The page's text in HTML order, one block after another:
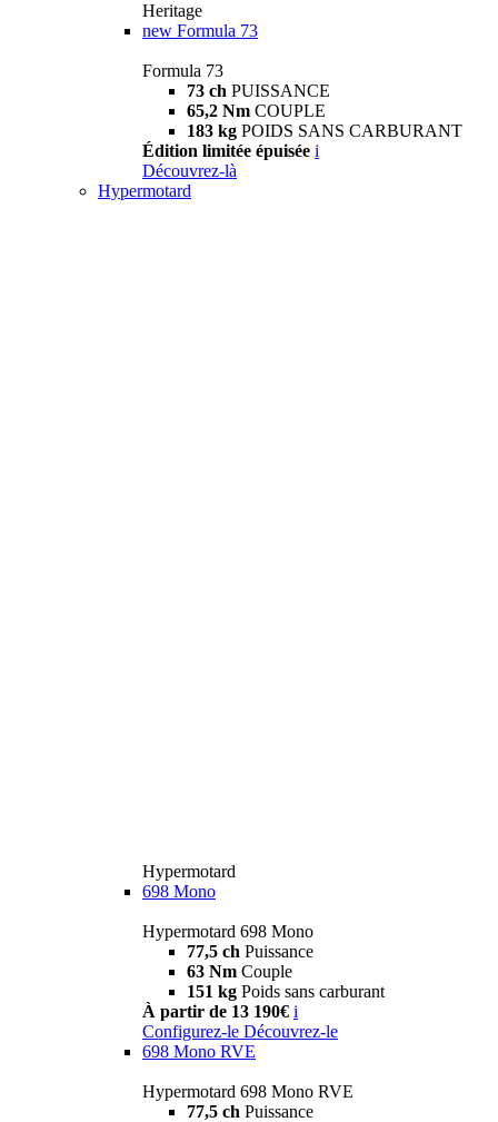
Heritage
new Formula 73
Formula 73
73 ch PUISSANCE
65,2 Nm COUPLE
183 kg POIDS SANS CARBURANT
Édition limitée épuisée i
Découvrez-là
Hypermotard
Hypermotard
698 Mono
Hypermotard 698 Mono
77,5 ch Puissance
63 Nm Couple
151 kg Poids sans carburant
À partir de 13 190€ i
Configurez-le Découvrez-le
698 Mono RVE
Hypermotard 698 Mono RVE
77,5 ch Puissance